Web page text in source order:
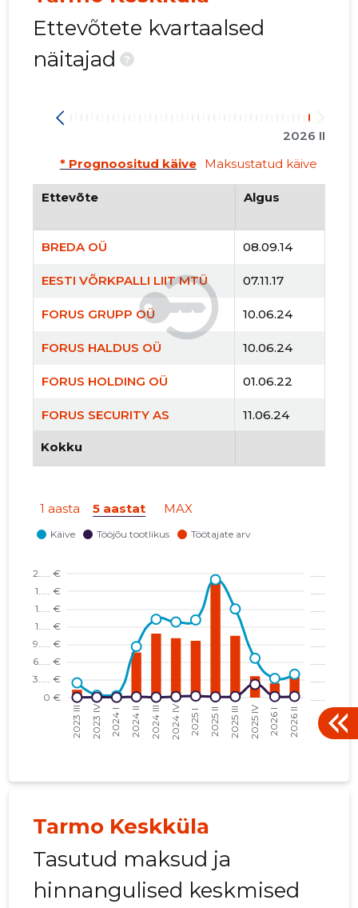
Ettevõtete kvartaalsed
näitajad
?
2026 II
* Prognoositud käive Maksustatud käive
Ettevõte Algus
BREDA OÜ 08.09.14
EESTI VÕRKPALLI LIIT MTÜ 07.11.17
FORUS GRUPP OÜ 10.06.24
FORUS HALDUS OÜ 10.06.24
FORUS HOLDING OÜ 01.06.22
FORUS SECURITY AS 11.06.24
GLOBALPLUS OÜ
HALFRED OÜ
PROFIILIS OÜ
SEVARIAA INVEST OÜ 23.08.17
STOLBERG KINNISVARA OÜ 12.03.26
SUIRIS PROPERTY OÜ 13.04.22
US TOKEN OÜ 02.06.22
Kokku
1 aasta 5 aastat MAX
Tarmo Keskküla
Tasutud maksud ja
hinnangulised keskmised